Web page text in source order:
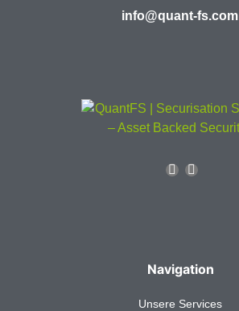
info@quant-fs.com
Navigation
Unsere Services